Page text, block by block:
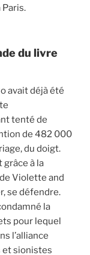
Paris.
du livre
avait déjà été
tenté de
de 482 000
du doigt.
grâce à la
Violette and
se défendre.
la
pour lequel
l’alliance
et sionistes